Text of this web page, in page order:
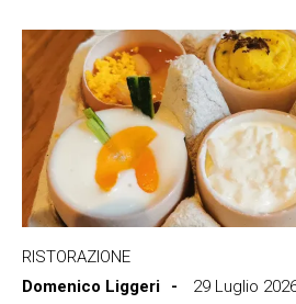
RISTORAZIONE
Domenico Liggeri
29 Luglio